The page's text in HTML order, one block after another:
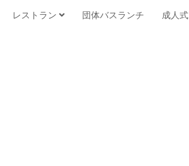
レストラン 団体バスランチ 成人式